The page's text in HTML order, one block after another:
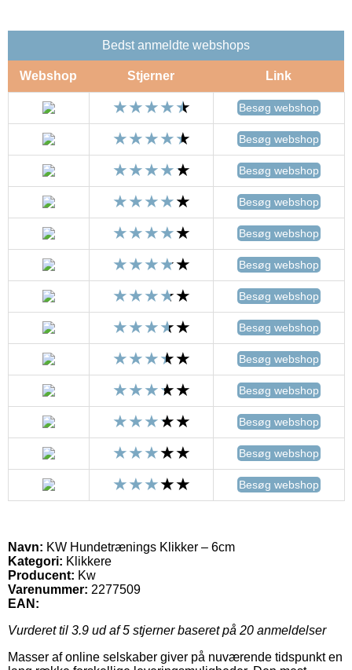
Bedst anmeldte webshops
Webshop Stjerner Link
Besøg webshop
Besøg webshop
Besøg webshop
Besøg webshop
Besøg webshop
Besøg webshop
Besøg webshop
Besøg webshop
Besøg webshop
Besøg webshop
Besøg webshop
Besøg webshop
Besøg webshop
Navn: KW Hundetrænings Klikker – 6cm
Kategori: Klikkere
Producent: Kw
Varenummer: 2277509
EAN:
Vurderet til 3.9 ud af 5 stjerner baseret på 20 anmeldelser
Masser af online selskaber giver på nuværende tidspunkt en